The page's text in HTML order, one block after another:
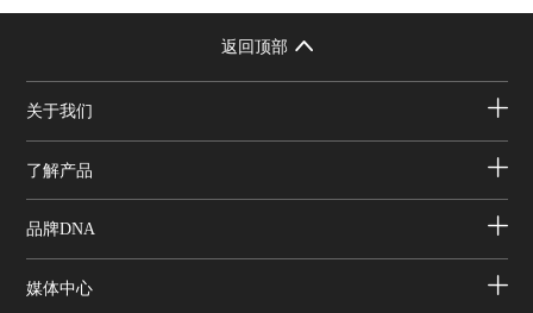
返回顶部
关于我们
了解产品
品牌DNA
媒体中心